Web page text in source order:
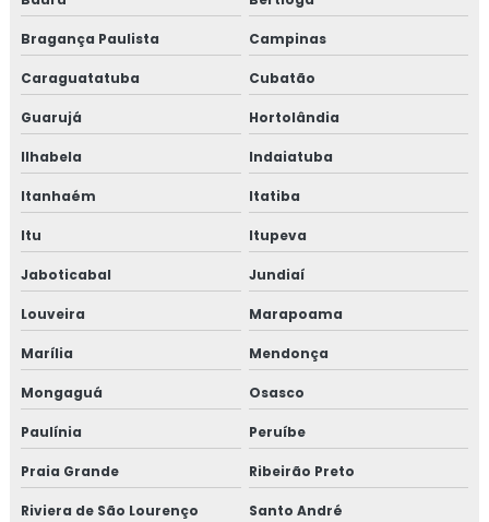
TESTE DE ESTANQUEIDADE EM TANQUES
TESTE DE VAZAMENTO DE GÁS
TESTE DE ESTANQUEIDADE EM TUBULAÇÃO DE
GÁS
EMPRESAS QUE FAZEM TESTE DE ESTANQUEIDADE
INSPEÇÃO DE ESTANQUEIDADE
NR 10 CURSO
CURSO NR 10 ONLINE
CURSO NR 10 EAD
TREINAMENTO DE NR 10
TREINAMENTO NR10 BÁSICO
CURSO NR 10 PRESENCIAL
Bragança Paulista Campinas
Caraguatatuba Cubatão
Guarujá Hortolândia
Ilhabela Indaiatuba
Itanhaém Itatiba
Itu Itupeva
Jaboticabal Jundiaí
Louveira Marapoama
Marília Mendonça
Mongaguá Osasco
Paulínia Peruíbe
Praia Grande Ribeirão Preto
Riviera de São Lourenço Santo André